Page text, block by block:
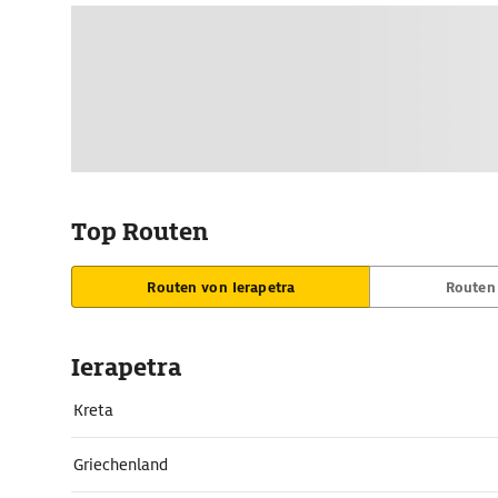
Top Routen
Routen von Ierapetra
Ierapetra
Kreta
Griechenland